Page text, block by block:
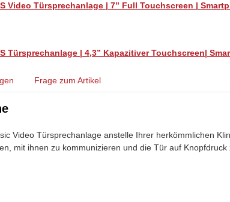
Video Türsprechanlage | 7” Full Touchscreen |
Türsprechanlage | 4,3” Kapazitiver Touchscreen|
Frage zum Artikel
Video Türsprechanlage anstelle Ihrer herkömmlichen
mit ihnen zu kommunizieren und die Tür auf Knopfdruck